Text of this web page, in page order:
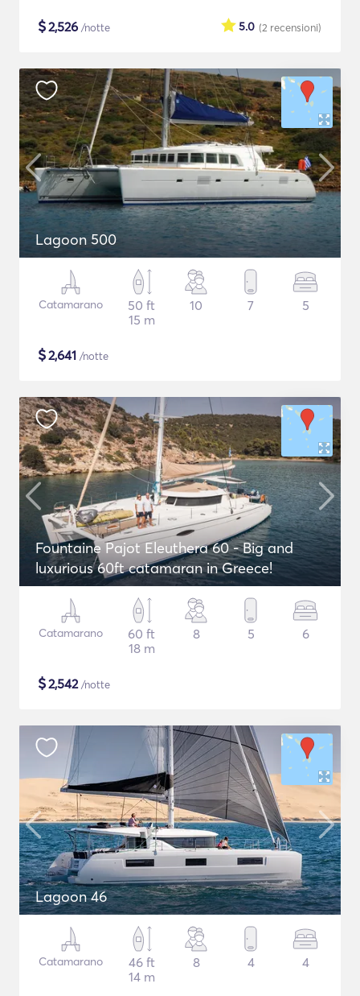
$2,526 /notte (2 recensioni)
5.0
Lagoon 500
Catamarano
50 ft
15 m
10 7 5
$2,641 /notte
Fountaine Pajot Eleuthera 60 - Big and
luxurious 60ft catamaran in Greece!
Catamarano
60 ft
18 m
8 5 6
$2,542/notte
Lagoon 46
Catamarano
46 ft
14 m
8 4 4